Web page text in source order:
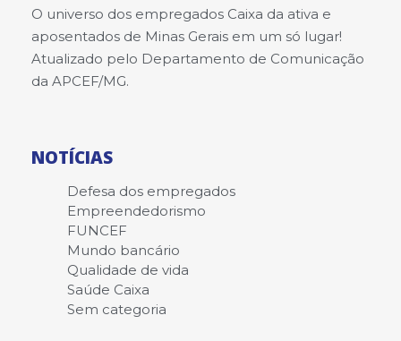
O universo dos empregados Caixa da ativa e
aposentados de Minas Gerais em um só lugar!
Atualizado pelo Departamento de Comunicação
da APCEF/MG.
NOTÍCIAS
Defesa dos empregados
Empreendedorismo
FUNCEF
Mundo bancário
Qualidade de vida
Saúde Caixa
Sem categoria